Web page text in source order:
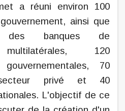
a réuni environ 100
ainsi que
des banques de
multilatérales, 120
70
privé et 40
L'objectif de ce